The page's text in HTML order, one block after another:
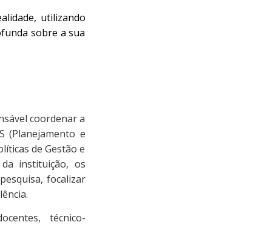
utilizando
sobre a sua
coordenar a
(Planejamento e
de Gestão e
instituição, os
focalizar
técnico-